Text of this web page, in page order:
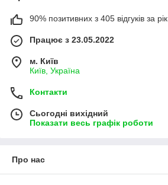
90% позитивних з 405 відгуків за рік
Працює з 23.05.2022
м. Київ
Київ, Україна
Контакти
Сьогодні вихідний
Показати весь графік роботи
Про нас